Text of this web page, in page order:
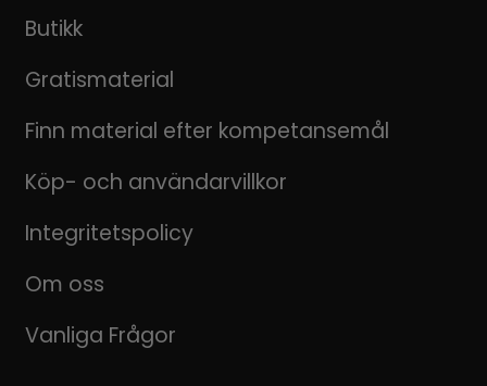
Butikk
Gratismaterial
Finn material efter kompetansemål
Köp- och användarvillkor
Integritetspolicy
Om oss
Vanliga Frågor